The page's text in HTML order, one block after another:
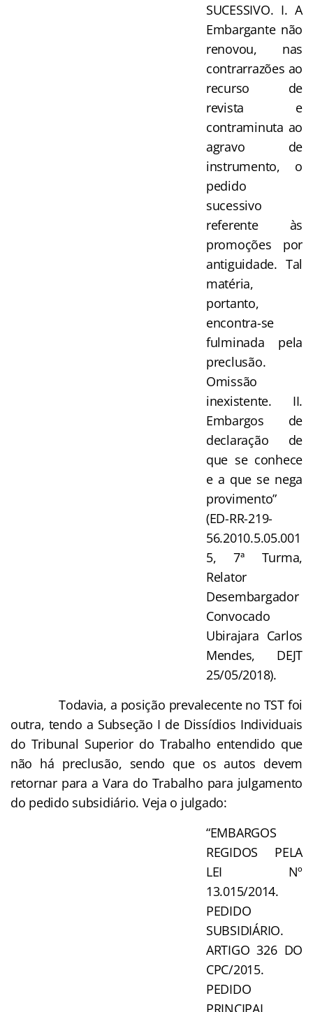
SUCESSIVO. I. A
Embargante não
renovou, nas
contrarrazões ao
recurso de
revista e
contraminuta ao
agravo de
instrumento, o
pedido
sucessivo
referente às
promoções por
antiguidade. Tal
matéria,
portanto,
encontra-se
fulminada pela
preclusão.
Omissão
inexistente. II.
Embargos de
declaração de
que se conhece
e a que se nega
provimento”
(ED-RR-219-
56.2010.5.05.001
5, 7ª Turma,
Relator
Desembargador
Convocado
Ubirajara Carlos
Mendes, DEJT
25/05/2018).
Todavia, a posição prevalecente no TST foi
outra, tendo a Subseção I de Dissídios Individuais
do Tribunal Superior do Trabalho entendido que
não há preclusão, sendo que os autos devem
retornar para a Vara do Trabalho para julgamento
do pedido subsidiário. Veja o julgado:
“EMBARGOS
REGIDOS PELA
LEI Nº
13.015/2014.
PEDIDO
SUBSIDIÁRIO.
ARTIGO 326 DO
CPC/2015.
PEDIDO
PRINCIPAL